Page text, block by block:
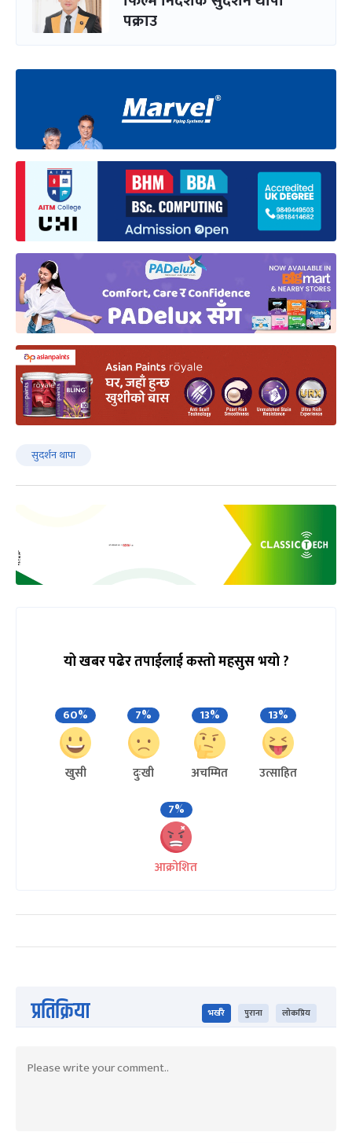
पक्राउ
सुदर्शन थापा
यो खबर पढेर तपाईलाई कस्तो महसुस भयो ?
60%
खुसी
7%
दुःखी
13%
अचम्मित
13%
उत्साहित
7%
आक्रोशित
प्रतिक्रिया भर्खरै पुराना लोकप्रिय